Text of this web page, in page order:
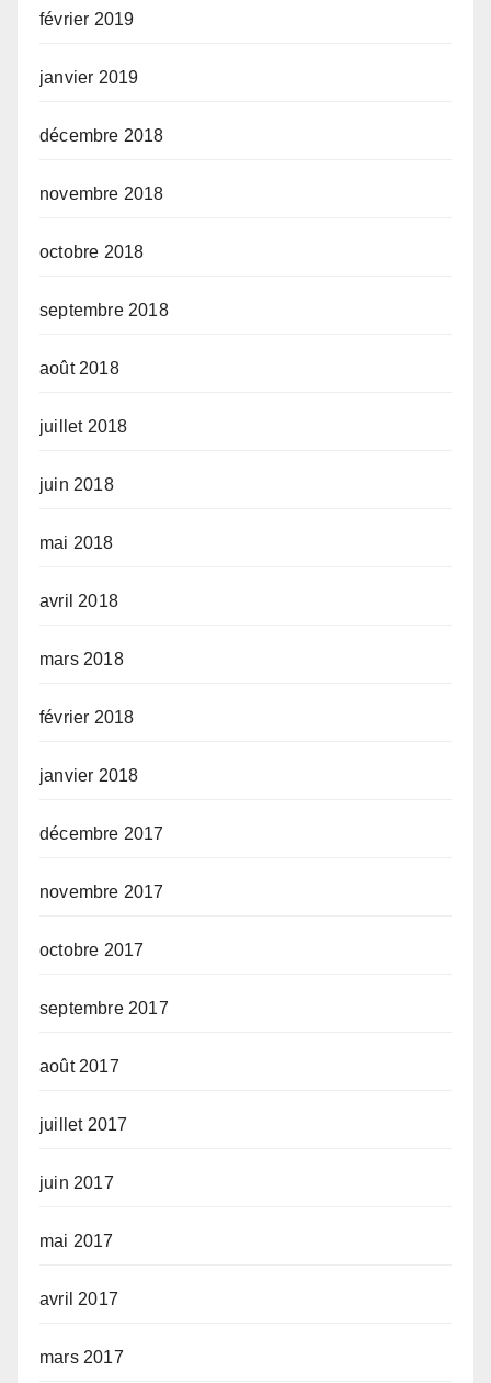
février 2019
janvier 2019
décembre 2018
novembre 2018
octobre 2018
septembre 2018
août 2018
juillet 2018
juin 2018
mai 2018
avril 2018
mars 2018
février 2018
janvier 2018
décembre 2017
novembre 2017
octobre 2017
septembre 2017
août 2017
juillet 2017
juin 2017
mai 2017
avril 2017
mars 2017